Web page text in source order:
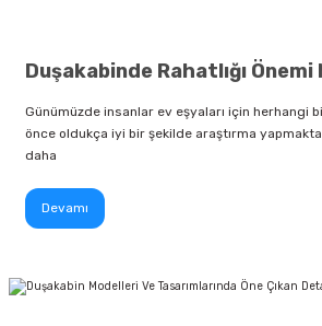
Duşakabinde Rahatlığı Önemi
Günümüzde insanlar ev eşyaları için herhangi
önce oldukça iyi bir şekilde araştırma
daha
Devamı